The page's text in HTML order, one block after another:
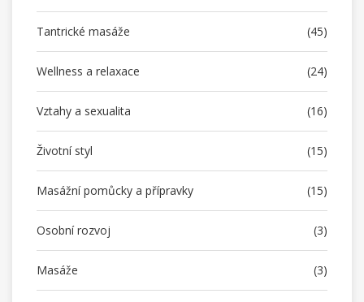
Tantrické masáže (45)
Wellness a relaxace (24)
Vztahy a sexualita (16)
Životní styl (15)
Masážní pomůcky a přípravky (15)
Osobní rozvoj (3)
Masáže (3)